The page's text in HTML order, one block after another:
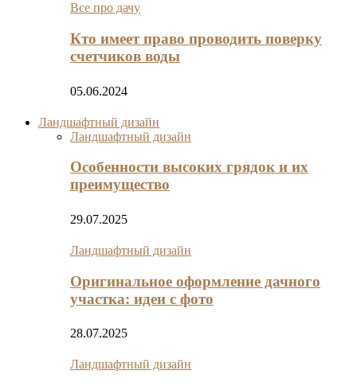
Все про дачу
Кто имеет право проводить поверку
счетчиков воды
05.06.2024
Ландшафтный дизайн
Ландшафтный дизайн
Особенности высоких грядок и их
преимущество
29.07.2025
Ландшафтный дизайн
Оригинальное оформление дачного
участка: идеи с фото
28.07.2025
Ландшафтный дизайн